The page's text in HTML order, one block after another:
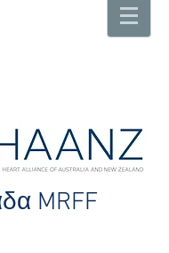
MRFF